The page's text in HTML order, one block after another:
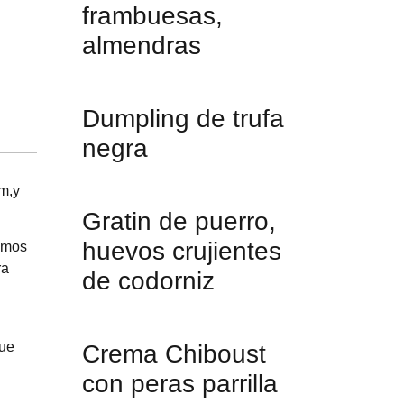
frambuesas,
almendras
Dumpling de trufa
negra
Gratin de puerro,
huevos crujientes
de codorniz
Crema Chiboust
con peras parrilla